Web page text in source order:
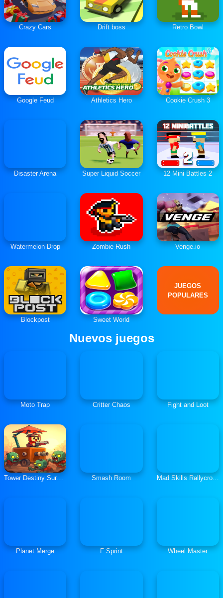
Crazy Cars Drift boss Retro Bowl
Google Feud Athletics Hero Cookie Crush 3
Disaster Arena Super Liquid Soccer 12 Mini Battles 2
Watermelon Drop Zombie Rush Venge.io
Blockpost Sweet World
JUEGOS
POPULARES
Nuevos juegos
Moto Trap Critter Chaos Fight and Loot
Tower Destiny Survive Smash Room Mad Skills Rallycross
Planet Merge F Sprint Wheel Master